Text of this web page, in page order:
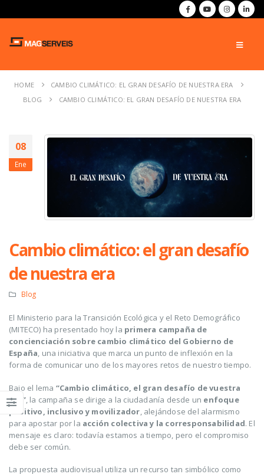
HOME
CAMBIO CLIMÁTICO: EL GRAN DESAFÍO DE NUESTRA ERA
BLOG
CAMBIO CLIMÁTICO: EL GRAN DESAFÍO DE NUESTRA ERA
08
Ene
Cambio climático: el gran desafío
de nuestra era
Blog
El Ministerio para la Transición Ecológica y el Reto Demográfico
(MITECO) ha presentado hoy la primera campaña de
concienciación sobre cambio climático del Gobierno de
España, una iniciativa que marca un punto de inflexión en la
forma de comunicar uno de los mayores retos de nuestro tiempo.
Bajo el lema “Cambio climático, el gran desafío de vuestra
era”, la campaña se dirige a la ciudadanía desde un enfoque
positivo, inclusivo y movilizador, alejándose del alarmismo
para apostar por la acción colectiva y la corresponsabilidad. El
mensaje es claro: todavía estamos a tiempo, pero el compromiso
debe ser común.
La propuesta audiovisual utiliza un recurso tan simbólico como